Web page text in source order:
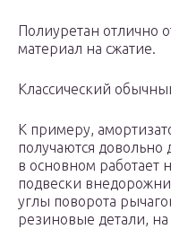
Полиуретан отлично
материал на сжатие.
Классический
К примеру,
получаются
в основном работает
подвески
углы поворота
резиновые детали,